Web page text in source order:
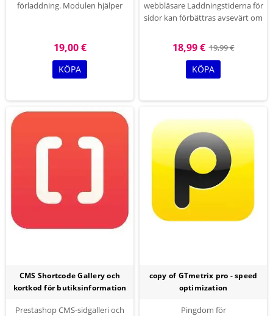
förladdning. Modulen hjälper
sidor även för första gången
besökare. Vår modul värmer upp
en cache som resulterar i en
snabb webbplats och därmed en
användare.
19,00 €
KÖPA
webbläsare Laddningstiderna för
sidor kan förbättras avsevärt om
återanvända de filer som ingår i
webbplatsen.
18,99 € 19,99 €
KÖPA
CMS Shortcode Gallery och
kortkod för butiksinformation
Prestashop CMS-sidgalleri och
copy of GTmetrix pro - speed
optimization
Pingdom för